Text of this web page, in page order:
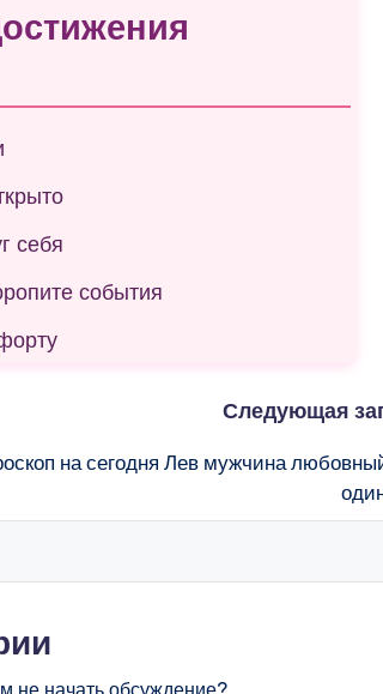
себя
события
Следующая
на сегодня Лев мужчина
не начать обсуждение?